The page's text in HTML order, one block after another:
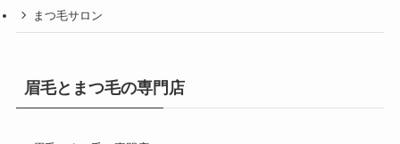
まつ毛サロン
眉毛とまつ毛の専門店